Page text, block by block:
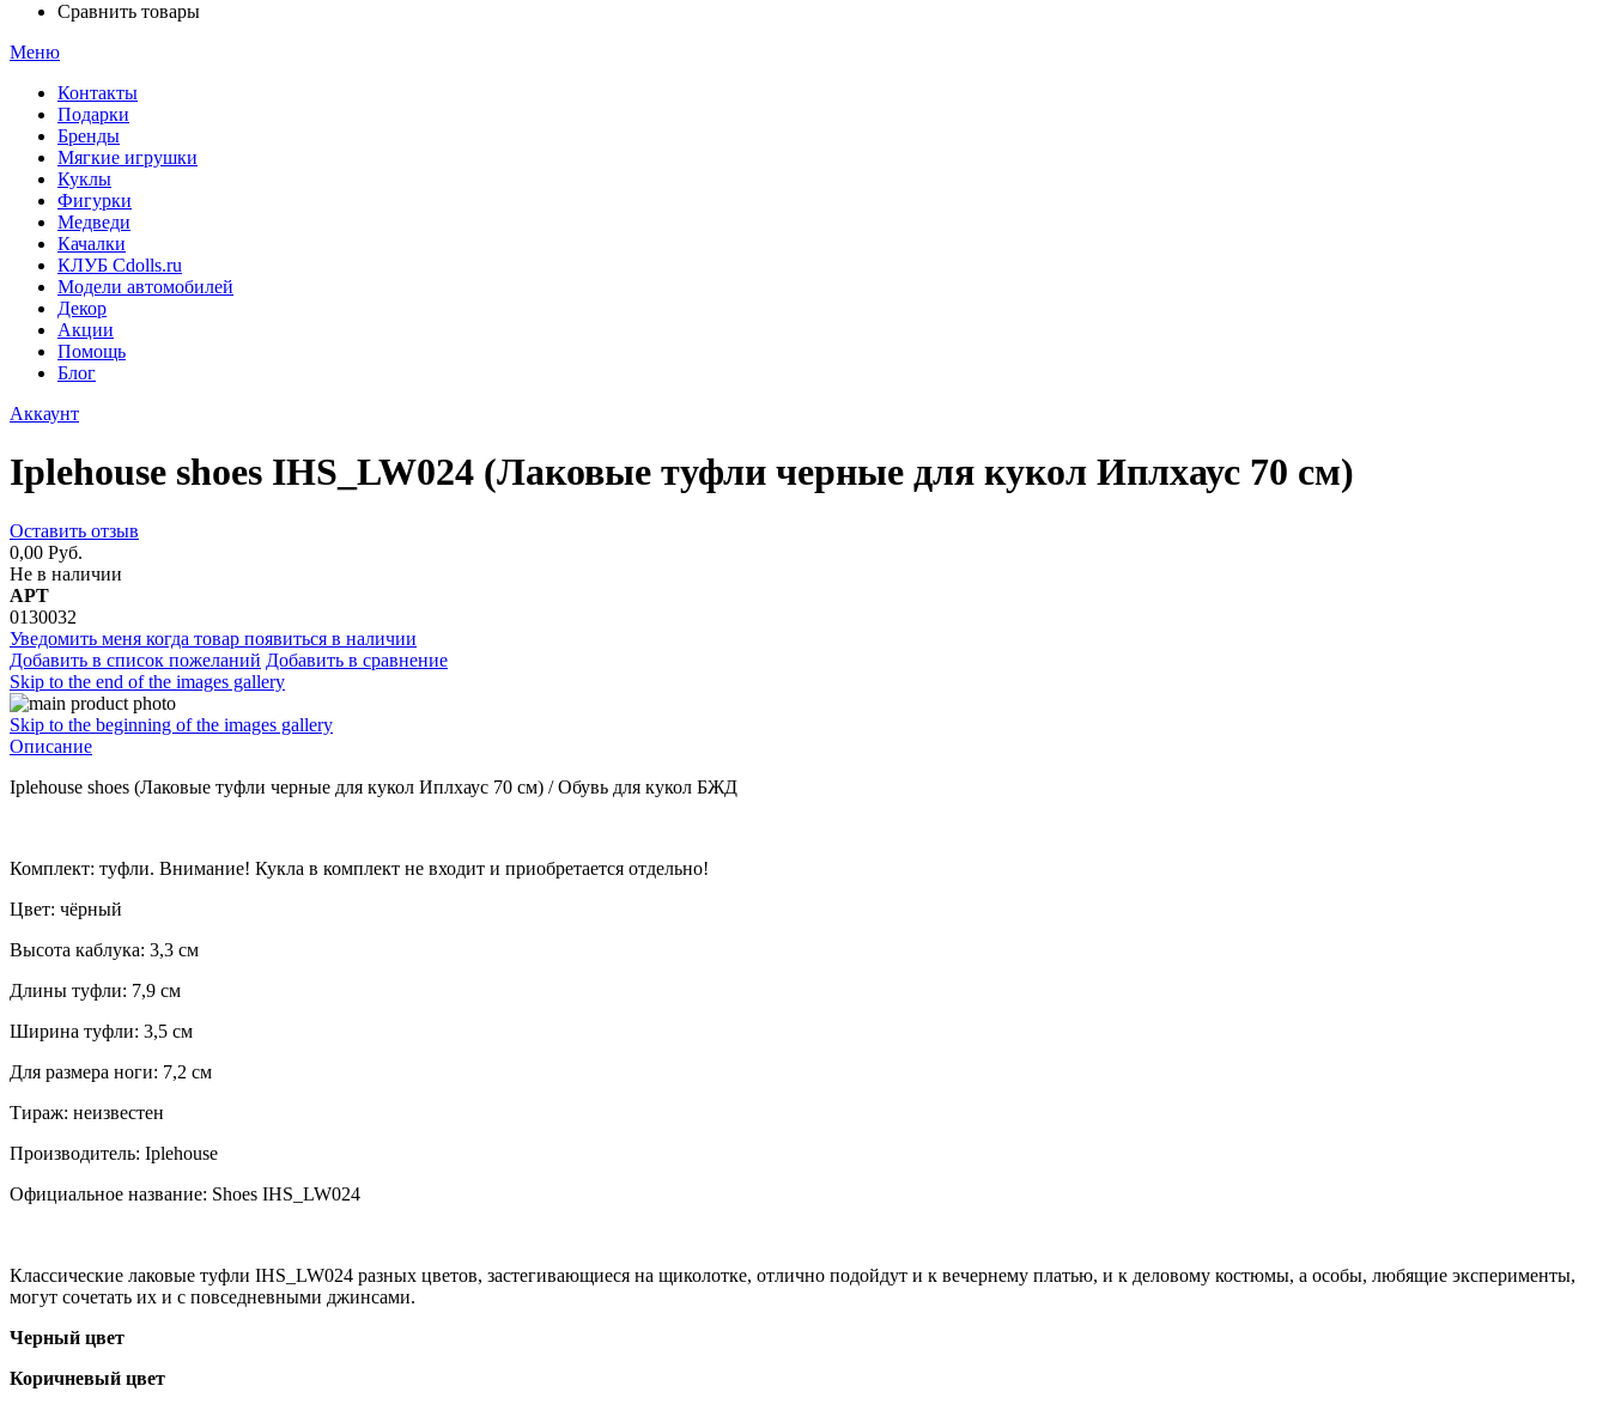
Сравнить товары
Меню
Контакты
Подарки
Бренды
Мягкие игрушки
Куклы
Фигурки
Медведи
Качалки
КЛУБ Cdolls.ru
Модели автомобилей
Декор
Акции
Помощь
Блог
Аккаунт
Iplehouse shoes IHS_LW024 (Лаковые туфли черные для кукол Иплхаус 70 см)
Оставить отзыв
0,00 Руб.
Не в наличии
АРТ
0130032
Уведомить меня когда товар появиться в наличии
Добавить в список пожеланий Добавить в сравнение
Skip to the end of the images gallery
Skip to the beginning of the images gallery
Описание
Iplehouse shoes (Лаковые туфли черные для кукол Иплхаус 70 см) / Обувь для кукол БЖД
Комплект: туфли. Внимание! Кукла в комплект не входит и приобретается отдельно!
Цвет: чёрный
Высота каблука: 3,3 см
Длины туфли: 7,9 см
Ширина туфли: 3,5 см
Для размера ноги: 7,2 см
Тираж: неизвестен
Производитель: Iplehouse
Официальное название: Shoes IHS_LW024
Классические лаковые туфли IHS_LW024 разных цветов, застегивающиеся на щиколотке, отлично подойдут и к вечернему платью, и к деловому костюмы, а особы, любящие эксперименты,
могут сочетать их и с повседневными джинсами.
Черный цвет
Коричневый цвет